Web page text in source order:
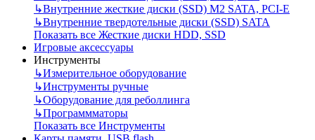
↳Внутренние жесткие диски (SSD) M2 SATA, PCI-E
↳Внутренние твердотельные диски (SSD) SATA
Показать все Жесткие диски HDD, SSD
Игровые аксессуары
Инструменты
↳Измерительное оборудование
↳Инструменты ручные
↳Оборудование для реболлинга
↳Программматоры
Показать все Инструменты